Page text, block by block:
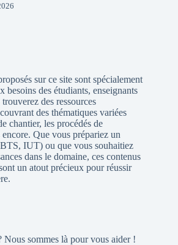
sur ce site sont spécialement
besoins des étudiants, enseignants
des ressources
des thématiques variées
chantier, les procédés de
Que vous prépariez un
IUT) ou que vous souhaitiez
dans le domaine, ces contenus
un atout précieux pour réussir
Nous sommes là pour vous aider !